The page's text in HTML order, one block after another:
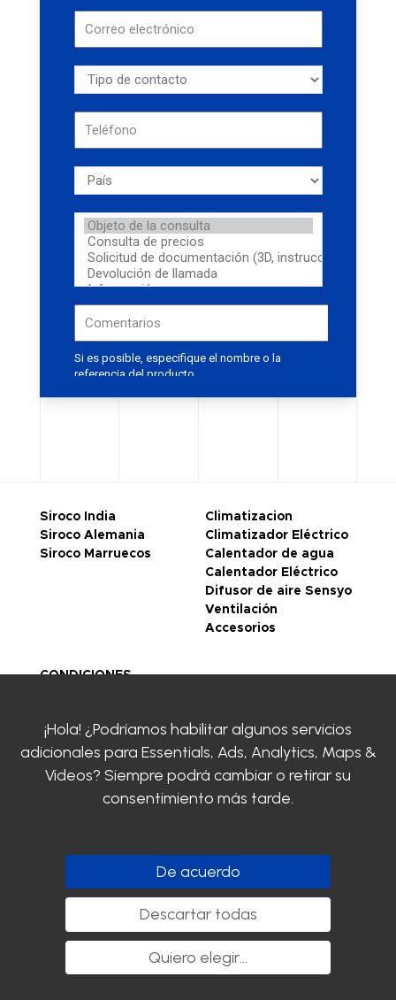
Siroco India
Siroco Alemania
Siroco Marruecos
Climatizacion
Climatizador Eléctrico
Calentador de agua
Calentador Eléctrico
Difusor de aire Sensyo
Ventilación
Accesorios
CONDICIONES
Politique de
confidentialité
Certificaciones
Contacte con nosotros
Siga con nosotros
Copyright SIROCO - 2020. Todos los derechos reservados.
¡Hola! ¿Podríamos habilitar algunos servicios
adicionales para Essentials, Ads, Analytics, Maps &
Videos? Siempre podrá cambiar o retirar su
consentimiento más tarde.
Quiero elegir...
Descartar todas
De acuerdo